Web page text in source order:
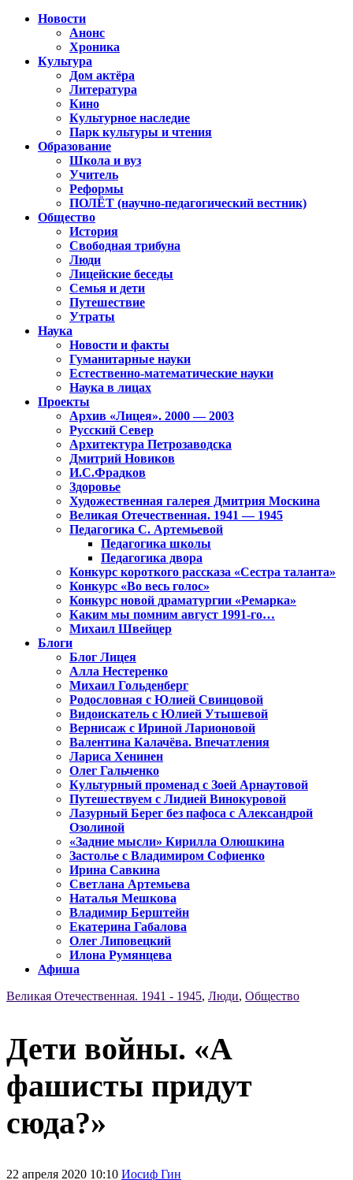
Новости
Анонс
Хроника
Культура
Дом актёра
Литература
Кино
Культурное наследие
Парк культуры и чтения
Образование
Школа и вуз
Учитель
Реформы
ПОЛЁТ (научно-педагогический вестник)
Общество
История
Свободная трибуна
Люди
Лицейские беседы
Семья и дети
Путешествие
Утраты
Наука
Новости и факты
Гуманитарные науки
Естественно-математические науки
Наука в лицах
Проекты
Архив «Лицея». 2000 — 2003
Русский Север
Архитектура Петрозаводска
Дмитрий Новиков
И.С.Фрадков
Здоровье
Художественная галерея Дмитрия Москина
Великая Отечественная. 1941 — 1945
Педагогика С. Артемьевой
Педагогика школы
Педагогика двора
Конкурс короткого рассказа «Сестра таланта»
Конкурс «Во весь голос»
Конкурс новой драматургии «Ремарка»
Каким мы помним август 1991-го…
Михаил Швейцер
Блоги
Блог Лицея
Алла Нестеренко
Михаил Гольденберг
Родословная с Юлией Свинцовой
Видоискатель с Юлией Утышевой
Вернисаж с Ириной Ларионовой
Валентина Калачёва. Впечатления
Лариса Хенинен
Олег Гальченко
Культурный променад с Зоей Арнаутовой
Путешествуем с Лидией Винокуровой
Лазурный Берег без пафоса с Александрой
Озолиной
«Задние мысли» Кирилла Олюшкина
Застолье с Владимиром Софиенко
Ирина Савкина
Светлана Артемьева
Наталья Мешкова
Владимир Берштейн
Екатерина Габалова
Олег Липовецкий
Илона Румянцева
Афиша
Великая Отечественная. 1941 - 1945, Люди, Общество
Дети войны. «А
фашисты придут
сюда?»
22 апреля 2020 10:10 Иосиф Гин